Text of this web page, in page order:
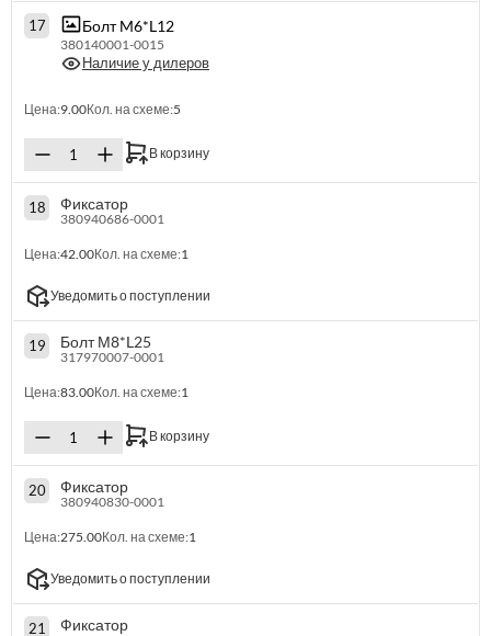
17 Болт M6*L12
380140001-0015
Наличие у дилеров
Цена:9.00Кол. на схеме:5
В корзину
18 Фиксатор
380940686-0001
Цена:42.00Кол. на схеме:1
Уведомить о поступлении
19 Болт М8*L25
317970007-0001
Цена:83.00Кол. на схеме:1
В корзину
20 Фиксатор
380940830-0001
Цена:275.00Кол. на схеме:1
Уведомить о поступлении
21 Фиксатор